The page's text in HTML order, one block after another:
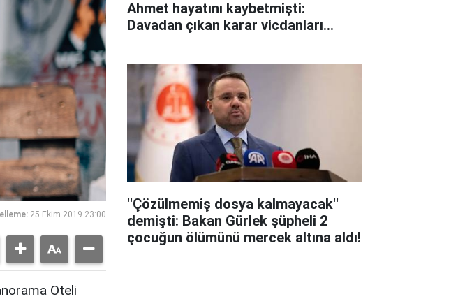
25 Ekim 2019 23:00
Oteli
Ahmet hayatını kaybetmişti:
Davadan çıkan karar vicdanları
''Çözülmemiş dosya kalmayacak''
demişti: Bakan Gürlek şüpheli 2
çocuğun ölümünü mercek altına aldı!